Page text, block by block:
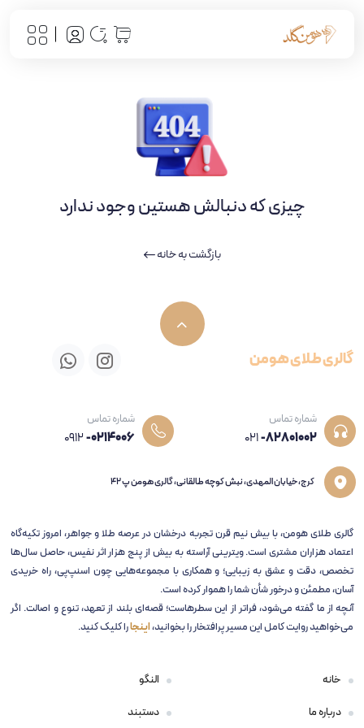
چیزی که دنبالش هستین وجود ندارد
بازگشت به خانه
گالری طلای هومن
شماره تماس
021-82801002
شماره تماس
0912-0214006
کرج، خیابان المهدی، نبش کوچه طالقانی، گالری هومن پ 42
گالری طلای هومن، با بیش نیم قرن تجربه‌ درخشان در عرصه طلا و جواهر، امروز تکیه‌گاه
اعتماد هزاران مشتری است. ویترینی آراسته به بیش از پنج هزار اثر نفیس، حاصل سال‌ها
تخصص، دقت و عشق به زیبایی؛ و همکاری با مجموعه‌هایی چون اسنپ‌پی، راه خریدی
آسان، مطمئن و درخور شأن شما را هموار کرده است.
آنچه از ما گفته می‌شود، فراتر از این سطرهاست؛ قصه‌ای بلند از تعهد، تنوع و اصالت. اگر
می‌خواهید روایت کامل این مسیر پرافتخار را بخوانید،اینجارا کلیک کنید.
خانه
درباره ما
النگو
دستبند